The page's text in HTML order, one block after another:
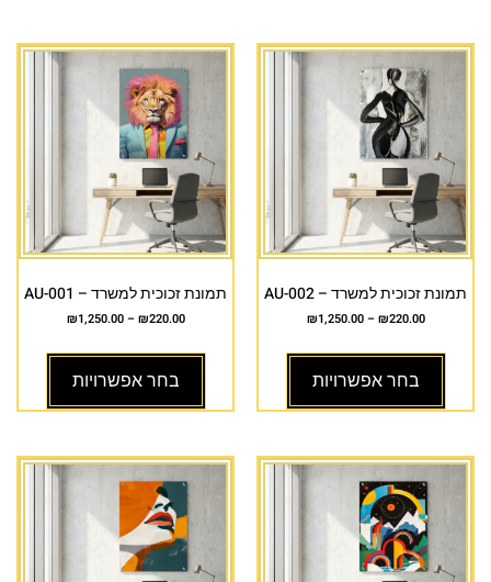
תמונת זכוכית למשרד – AU-002
₪220.00
–
₪1,250.00
בחר אפשרויות
תמונת זכוכית למשרד – AU-001
₪220.00
–
₪1,250.00
בחר אפשרויות